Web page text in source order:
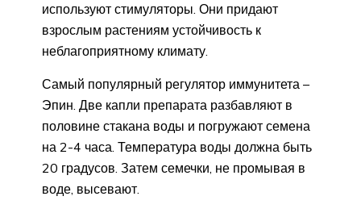
используют стимуляторы. Они придают
взрослым растениям устойчивость к
неблагоприятному климату.
Самый популярный регулятор иммунитета –
Эпин. Две капли препарата разбавляют в
половине стакана воды и погружают семена
на 2-4 часа. Температура воды должна быть
20 градусов. Затем семечки, не промывая в
воде, высевают.